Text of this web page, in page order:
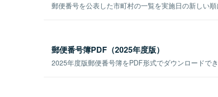
郵便番号を公表した市町村の一覧を実施日の新しい順
郵便番号簿PDF（2025年度版）
2025年度版郵便番号簿をPDF形式でダウンロードでき